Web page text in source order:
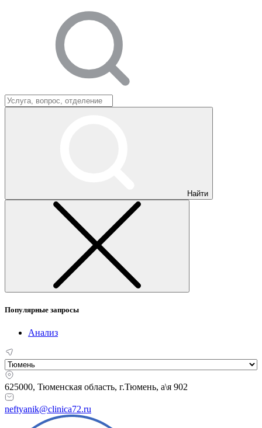
Найти
Популярные запросы
Анализ
625000, Тюменская область, г.Тюмень, а\я 902
neftyanik@clinica72.ru